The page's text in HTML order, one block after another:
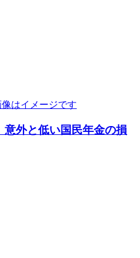
外と低い国民年金の損